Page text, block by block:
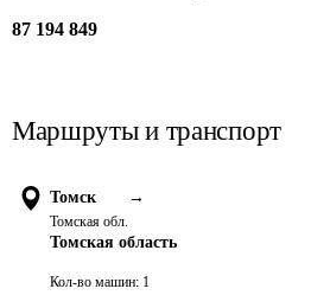
87 194 849
Маршруты и транспорт
Томск →
Томская обл.
Томская область
Кол-во машин: 1